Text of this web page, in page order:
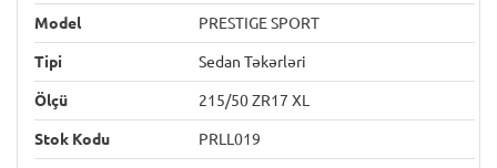
Model PRESTIGE SPORT
Tipi Sedan Təkərləri
Ölçü 215/50 ZR17 XL
Stok Kodu PRLL019